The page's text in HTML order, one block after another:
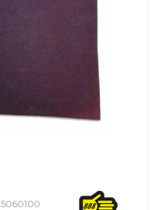
5060100